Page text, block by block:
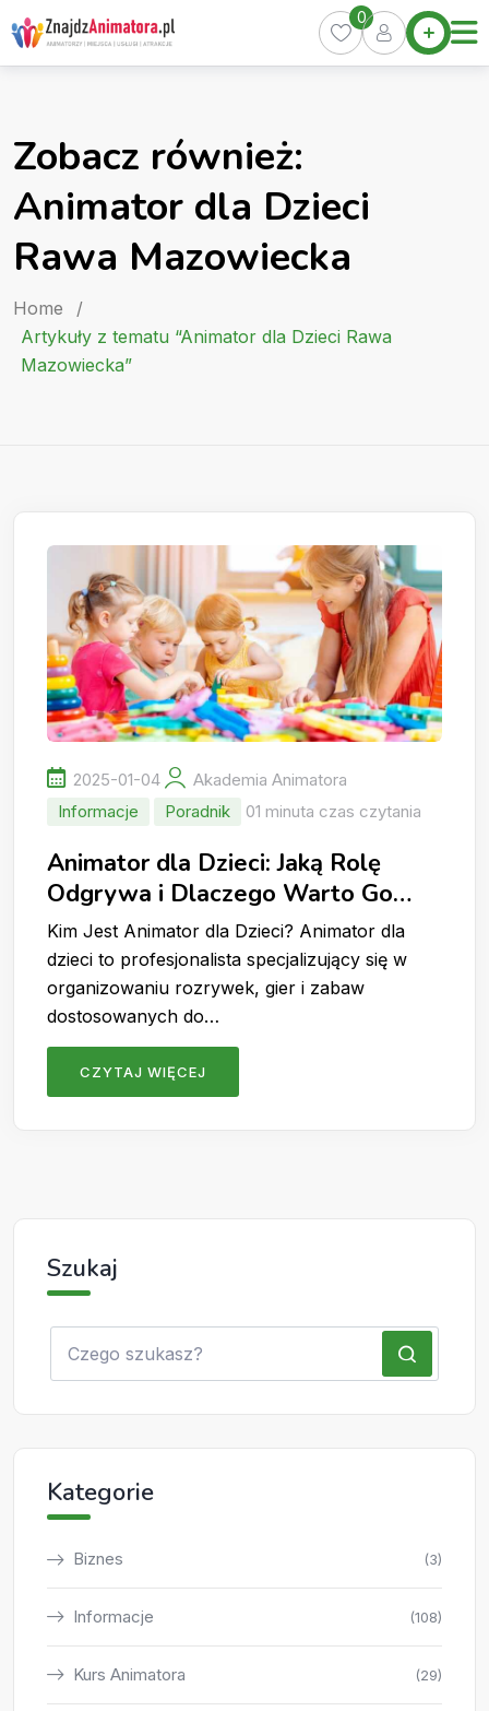
Skip
to
content
Home
Oferty
Kurs
Artykuły
0
Zobacz również:
Animator dla Dzieci
Rawa Mazowiecka
Home
/
Artykuły z tematu “Animator dla Dzieci Rawa
Mazowiecka”
2025-01-04
Akademia Animatora
Informacje
Poradnik 01 minuta czas czytania
Animator dla Dzieci: Jaką Rolę
Odgrywa i Dlaczego Warto Go
Wynająć?
Kim Jest Animator dla Dzieci? Animator dla
dzieci to profesjonalista specjalizujący się w
organizowaniu rozrywek, gier i zabaw
dostosowanych do…
CZYTAJ WIĘCEJ
Szukaj
Kategorie
Biznes (3)
Informacje (108)
Kurs Animatora (29)